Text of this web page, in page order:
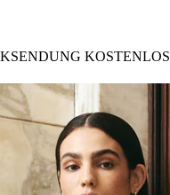
KOSTENLOS